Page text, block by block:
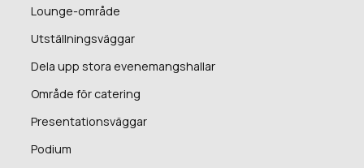
Lounge-område
Utställningsväggar
Dela upp stora evenemangshallar
Område för catering
Presentationsväggar
Podium